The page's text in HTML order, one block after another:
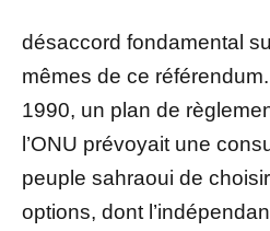
désaccord fondamental
mêmes de ce
1990, un plan de
l’ONU prévoyait une
peuple sahraoui de
options, dont